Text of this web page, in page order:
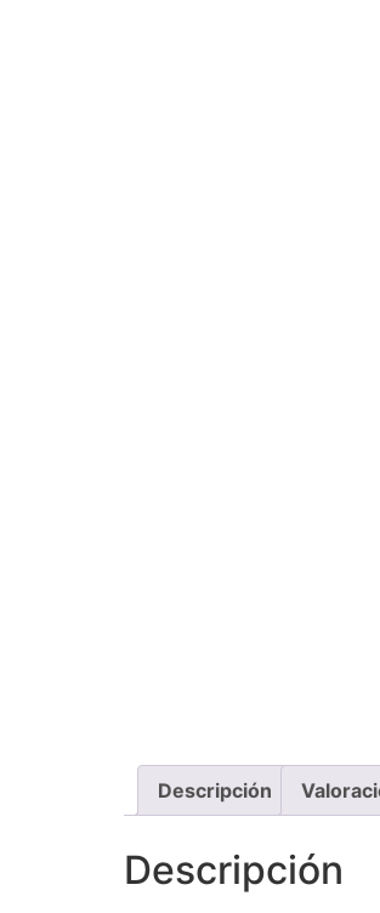
Descripción
Descripción